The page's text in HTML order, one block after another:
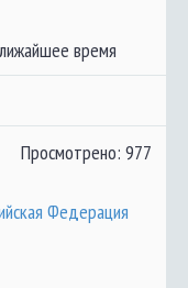
время
Просмотрено: 977
Федерация